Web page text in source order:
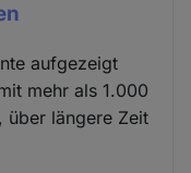
aufgezeigt
mehr als 1.000
über längere Zeit